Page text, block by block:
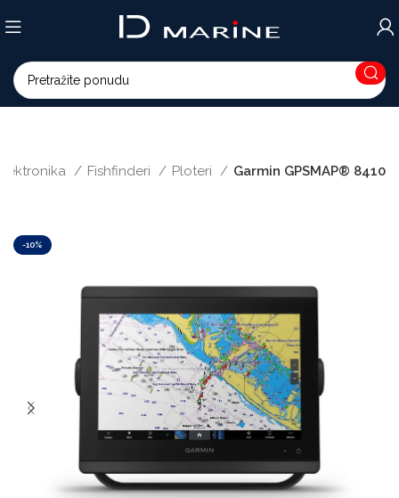
Fishfinderi Ploteri Garmin GPSMAP® 8410
-10%